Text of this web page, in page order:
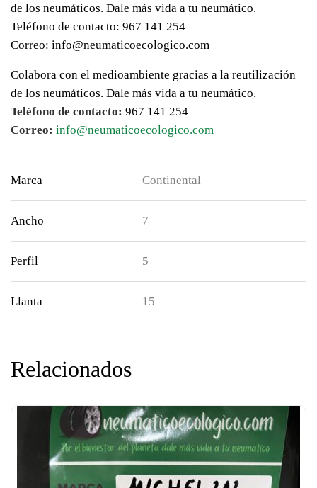
de los neumáticos. Dale más vida a tu neumático.
Teléfono de contacto: 967 141 254
Correo: info@neumaticoecologico.com
Colabora con el medioambiente gracias a la reutilización
de los neumáticos. Dale más vida a tu neumático.
Teléfono de contacto: 967 141 254
Correo: info@neumaticoecologico.com
Marca Continental
Ancho 7
Perfil 5
Llanta 15
Relacionados